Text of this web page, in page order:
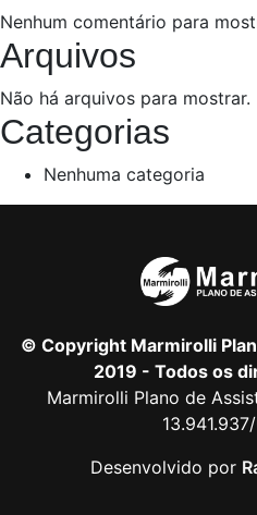
Nenhum comentário para
Arquivos
Não há arquivos para mostrar.
Categorias
Nenhuma categoria
© Copyright Marmirolli
2019 - Todos os
Marmirolli Plano de
Desenvolvido por